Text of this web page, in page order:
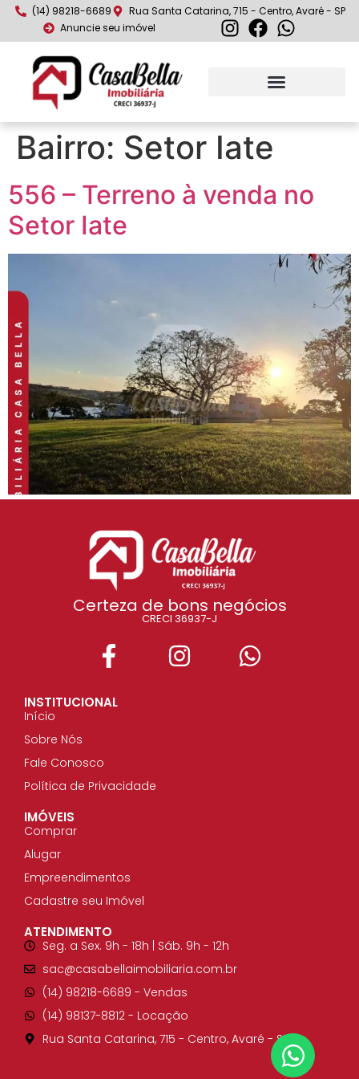
(14) 98218-6689
Rua Santa Catarina, 715 - Centro, Avaré - SP
Anuncie seu imóvel
Bairro: Setor Iate
556 – Terreno à venda no
Setor Iate
Certeza de bons negócios
CRECI 36937-J
INSTITUCIONAL
Início
Sobre Nós
Fale Conosco
Política de Privacidade
IMÓVEIS
Comprar
Alugar
Empreendimentos
Cadastre seu Imóvel
ATENDIMENTO
Seg. a Sex. 9h - 18h | Sáb. 9h - 12h
sac@casabellaimobiliaria.com.br
(14) 98218-6689​ - Vendas
(14) 98137-8812​ - Locação
Rua Santa Catarina, 715 - Centro, Avaré - SP